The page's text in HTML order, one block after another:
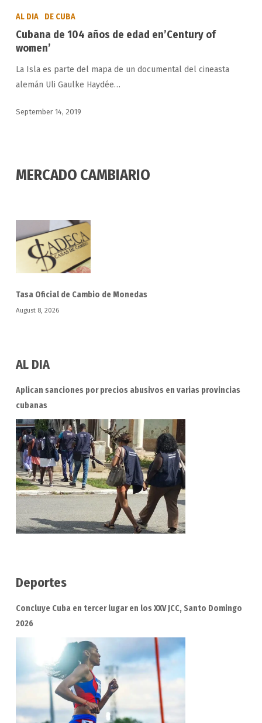
años
edad
en’Century
women’
AL DIA DE CUBA
Cubana de 104 años de edad en’Century of
women’
La Isla es parte del mapa de un documental del cineasta
alemán Uli Gaulke Haydée…
September 14, 2019
MERCADO CAMBIARIO
Tasa Oficial de Cambio de Monedas
August 8, 2026
AL DIA
Aplican sanciones por precios abusivos en varias provincias
cubanas
Deportes
Concluye Cuba en tercer lugar en los XXV JCC, Santo Domingo
2026